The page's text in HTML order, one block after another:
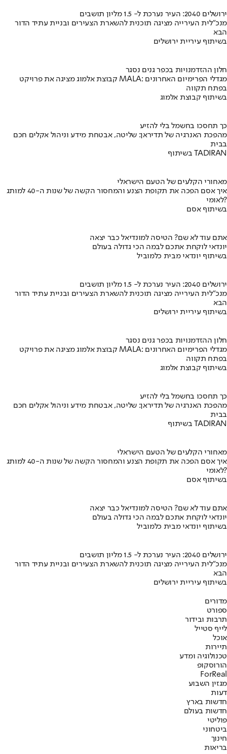
ירושלים 2040: העיר נערכת ל- 1.5 מליון תושבים
מנכ"לית העירייה מציגה תוכנית להשארת הצעירים ובניית עתיד הדור
הבא
בשיתוף עיריית ירושלים
חלון ההזדמנויות בכפר גנים נסגר
קבוצת אלמוג מציגה את פרויקט MALA: מגדלי הפרימיום האחרונים
בפתח תקווה
בשיתוף קבוצת אלמוג
כך תחסכו בחשמל בלי להזיע
מהפכת האנרגיה של תדיראן: שליטה, אבטחת מידע וניהול אקלים חכם
בבית
בשיתוף TADIRAN
מאחורי הקלעים של הטעם הישראלי
איך אסם הפכה את תקופת הצנע והמחסור הקשה של שנות ה-40 למותג
לאומי?
בשיתוף אסם
אתם עוד לא שם? הטיסה למונדיאל כבר יצאה
יונדאי לוקחת אתכם לבמה הכי גדולה בעולם
בשיתוף יונדאי מבית כלמוביל
ירושלים 2040: העיר נערכת ל- 1.5 מליון תושבים
מנכ"לית העירייה מציגה תוכנית להשארת הצעירים ובניית עתיד הדור
הבא
בשיתוף עיריית ירושלים
חלון ההזדמנויות בכפר גנים נסגר
קבוצת אלמוג מציגה את פרויקט MALA: מגדלי הפרימיום האחרונים
בפתח תקווה
בשיתוף קבוצת אלמוג
כך תחסכו בחשמל בלי להזיע
מהפכת האנרגיה של תדיראן: שליטה, אבטחת מידע וניהול אקלים חכם
בבית
בשיתוף TADIRAN
מאחורי הקלעים של הטעם הישראלי
איך אסם הפכה את תקופת הצנע והמחסור הקשה של שנות ה-40 למותג
לאומי?
בשיתוף אסם
אתם עוד לא שם? הטיסה למונדיאל כבר יצאה
יונדאי לוקחת אתכם לבמה הכי גדולה בעולם
בשיתוף יונדאי מבית כלמוביל
ירושלים 2040: העיר נערכת ל- 1.5 מליון תושבים
מנכ"לית העירייה מציגה תוכנית להשארת הצעירים ובניית עתיד הדור
הבא
בשיתוף עיריית ירושלים
מדורים
ספורט
תרבות ובידור
לייף סטייל
אוכל
תיירות
טכנולוגיה ומדע
הורוסקופ
ForReal
מגזין השבוע
דעות
חדשות בארץ
חדשות בעולם
פוליטי
ביטחוני
חינוך
בריאות